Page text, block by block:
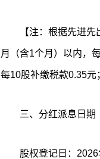
【注：根据先进
月（含1个月）以内，
每10股补缴税款0.35元
三、分红派息日期
股权登记日：2026